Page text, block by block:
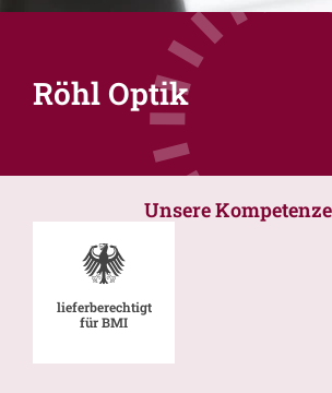
Röhl Optik
Unsere
lieferberechtigt
für BMI